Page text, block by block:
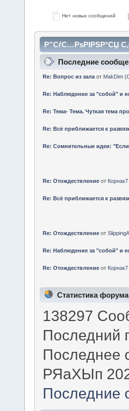
Нет новых сообщений
Р”СѓС…РѕРІРЅР°СЏ
Последние
Re: Вопрос из залаот MakDim(
Re: Наблюдение за "собой"
Re: Тема- Тема. Чуткая тема
Re: Всё приближается к
Re: Сомнительные идеи: "Если
Re: Отождествлениеот Корнак7
Re: Всё приближается к
Re: Отождествлениеот
Re: Наблюдение за "собой"
Re: Отождествлениеот Корнак7
Статистика форума
138297
Последний
Последнее
РЯаХЫп
Последние